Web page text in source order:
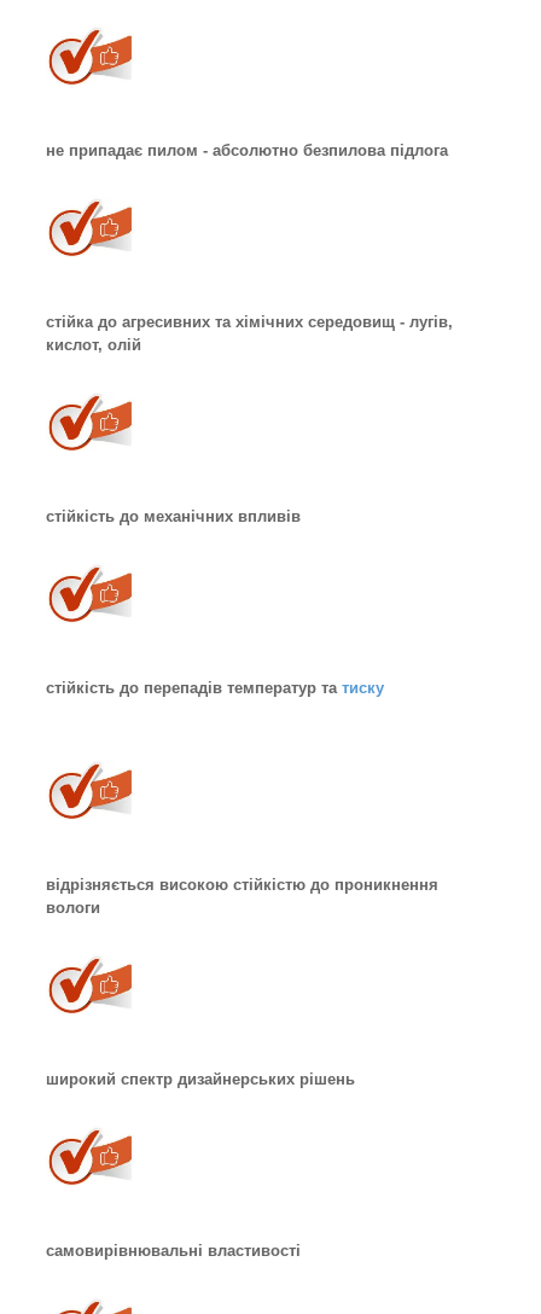
не припадає пилом - абсолютно безпилова підлога
стійка до агресивних та хімічних середовищ - лугів,
кислот, олій
стійкість до механічних впливів
стійкість до перепадів температур та тиску
відрізняється високою стійкістю до проникнення
вологи
широкий спектр дизайнерських рішень
самовирівнювальні властивості